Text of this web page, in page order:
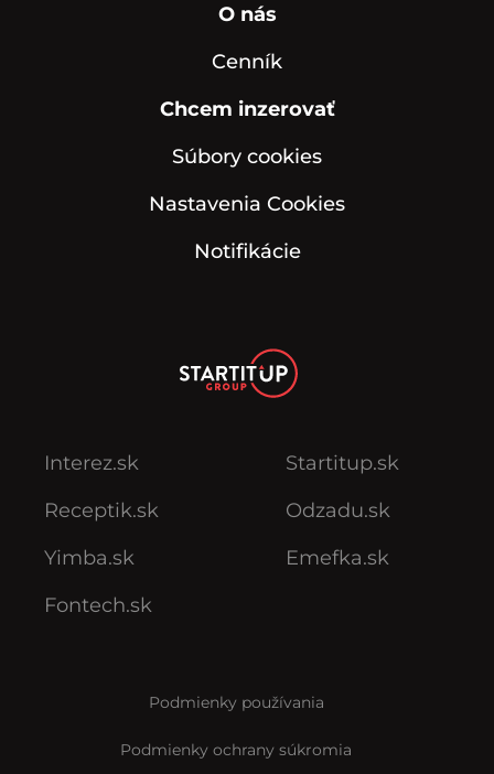
O nás
Cenník
Chcem inzerovať
Súbory cookies
Nastavenia Cookies
Notifikácie
Interez.sk
Receptik.sk
Yimba.sk
Fontech.sk
Startitup.sk
Odzadu.sk
Emefka.sk
Podmienky používania
Podmienky ochrany súkromia